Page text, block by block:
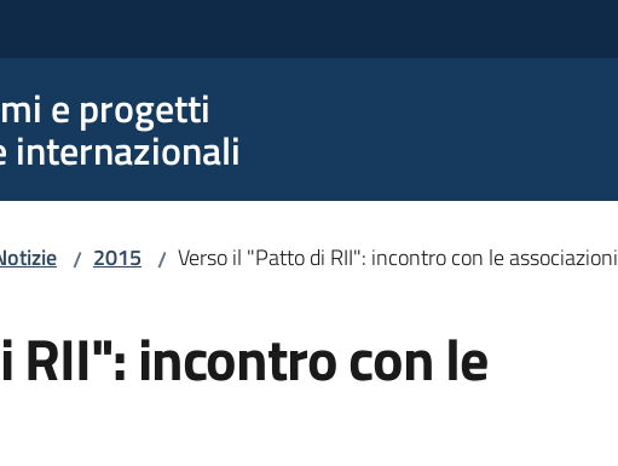
e progetti
internazionali
/ 2015 / Verso il "Patto di RII": incontro con le associazioni
incontro con le